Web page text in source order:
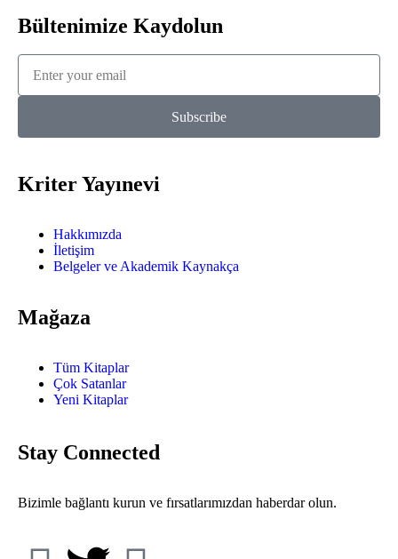
Bültenimize Kaydolun
Subscribe
Kriter Yayınevi
Hakkımızda
İletişim
Belgeler ve Akademik Kaynakça
Mağaza
Tüm Kitaplar
Çok Satanlar
Yeni Kitaplar
Stay Connected
Bizimle bağlantı kurun ve fırsatlarımızdan haberdar olun.